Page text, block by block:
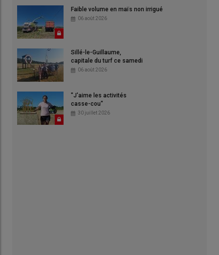
Faible volume en maïs non irrigué
06 août 2026
Sillé-le-Guillaume,
capitale du turf ce samedi
06 août 2026
"J'aime les activités
casse-cou"
30 juillet 2026